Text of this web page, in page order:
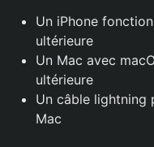
Un iPhone
ultérieure
Un Mac avec
ultérieure
Un câble lightning
Mac